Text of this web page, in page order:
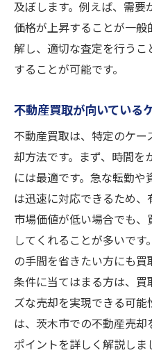
及ぼします。例えば、需要
価格が上昇することが一
解し、適切な査定を行うこ
することが可能です。
不動産買取が向いている
不動産買取は、特定のケ
却方法です。まず、時間を
には最適です。急な転勤
は迅速に対応できるため、
市場価値が低い場合でも
してくれることが多いで
の手間を省きたい方にも買
条件に当てはまる方は、買
ズな売却を実現できる可能
は、茨木市での不動産売
ポイントを詳しく解説し